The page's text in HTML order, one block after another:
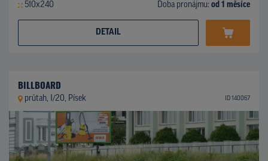
510x240 Doba pronájmu: od 1 měsíce
DETAIL
BILLBOARD
průtah, I/20, Písek ID 140067